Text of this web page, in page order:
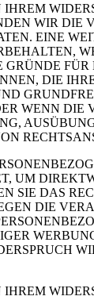
WIR DIE
EINE
GRÜNDE
DIE
WENN DIE
UM
SIE DAS
DIE